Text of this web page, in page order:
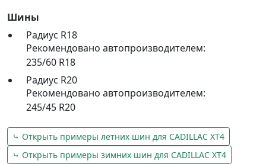
Шины
Радиус R18
Рекомендовано автопроизводителем:
235/60 R18
Радиус R20
Рекомендовано автопроизводителем:
245/45 R20
⤷ Открыть примеры летних шин для CADILLAC XT4
⤷ Открыть примеры зимних шин для CADILLAC XT4